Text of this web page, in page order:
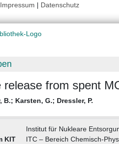
Impressum | Datenschutz
release from spent
B.; Karsten, G.; Dressler, P.
KIT
Institut für Nukleare
ITC – Bereich Chemisch-